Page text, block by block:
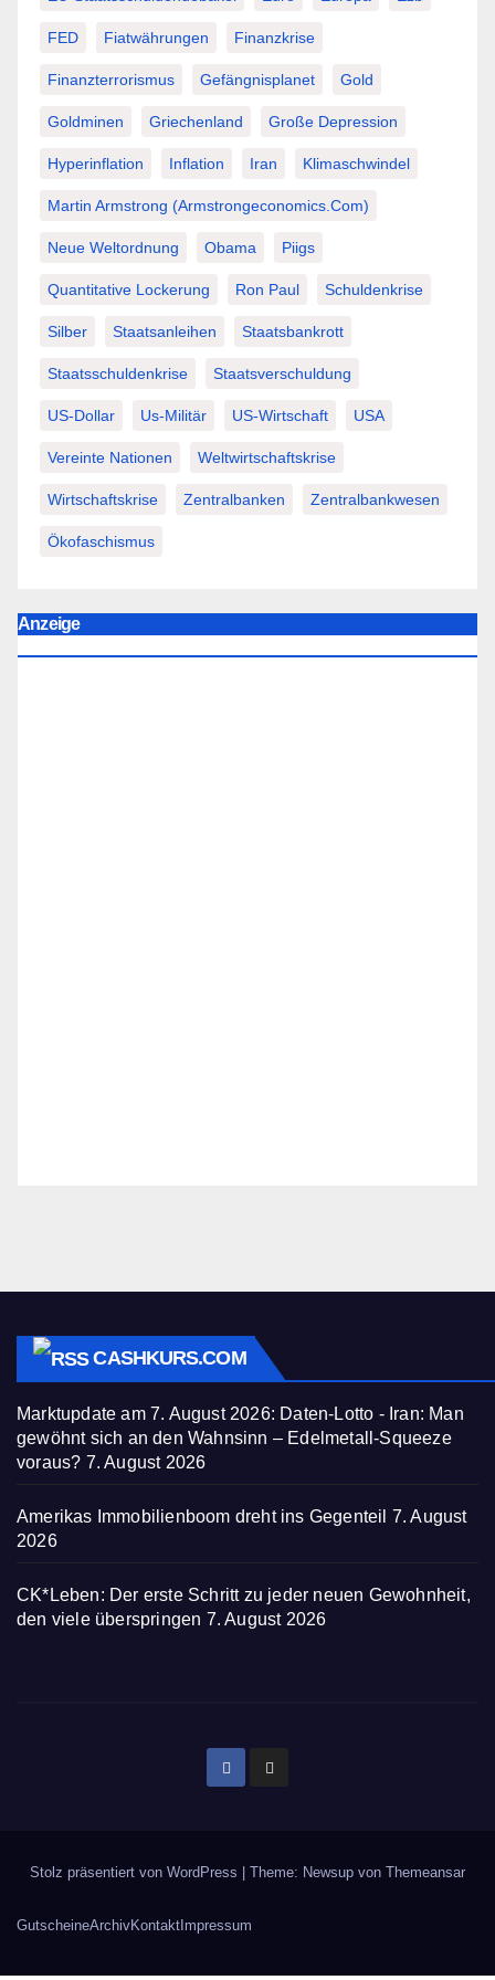
FED Fiatwährungen Finanzkrise
Finanzterrorismus Gefängnisplanet Gold
Goldminen Griechenland Große Depression
Hyperinflation Inflation Iran Klimaschwindel
Martin Armstrong (Armstrongeconomics.com)
Neue Weltordnung Obama Piigs
Quantitative Lockerung Ron Paul Schuldenkrise
Silber Staatsanleihen Staatsbankrott
Staatsschuldenkrise Staatsverschuldung
US-Dollar Us-Militär US-Wirtschaft USA
Vereinte Nationen Weltwirtschaftskrise
Wirtschaftskrise Zentralbanken Zentralbankwesen
Ökofaschismus
Anzeige
CASHKURS.COM
Marktupdate am 7. August 2026: Daten-Lotto - Iran: Man
gewöhnt sich an den Wahnsinn – Edelmetall-Squeeze
voraus? 7. August 2026
Amerikas Immobilienboom dreht ins Gegenteil 7. August
2026
CK*Leben: Der erste Schritt zu jeder neuen Gewohnheit,
den viele überspringen 7. August 2026
Stolz präsentiert von WordPress | Theme: Newsup von Themeansar
GutscheineArchivKontakt Impressum